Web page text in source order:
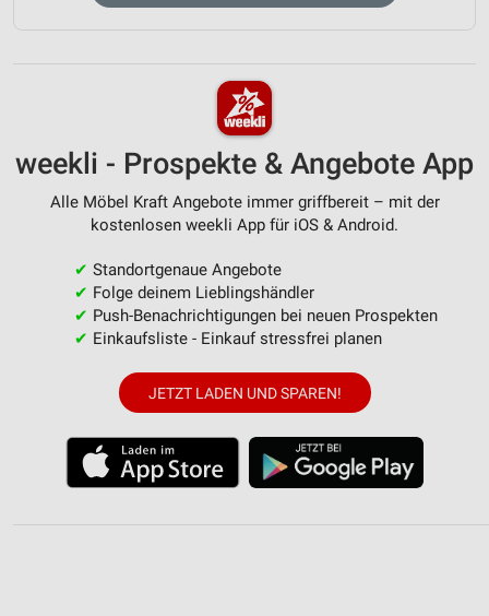
weekli - Prospekte & Angebote App
Alle Möbel Kraft Angebote immer griffbereit – mit der
kostenlosen weekli App für iOS & Android.
✔ Standortgenaue Angebote
✔ Folge deinem Lieblingshändler
✔ Push-Benachrichtigungen bei neuen Prospekten
✔ Einkaufsliste - Einkauf stressfrei planen
JETZT LADEN UND SPAREN!